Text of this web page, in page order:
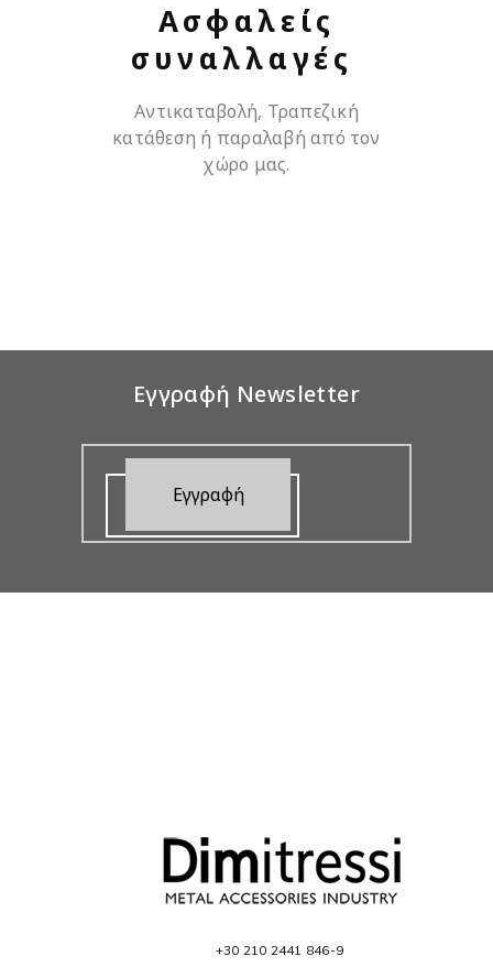
Ασφαλείς
συναλλαγές
Αντικαταβολή, Τραπεζική
κατάθεση ή παραλαβή από τον
χώρο μας.
Εγγραφή Newsletter
Εγγραφή
+30 210 2441 846-9